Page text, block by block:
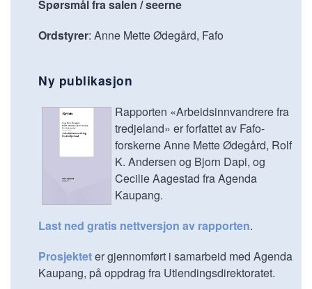
Spørsmål fra salen / seerne
Ordstyrer: Anne Mette Ødegård, Fafo
Ny publikasjon
Rapporten «Arbeidsinnvandrere fra
tredjeland» er forfattet av Fafo-
forskerne Anne Mette Ødegård, Rolf
K. Andersen og Bjorn Dapi, og
Cecilie Aagestad fra Agenda
Kaupang.
Last ned gratis nettversjon av rapporten.
Prosjekteter gjennomført i samarbeid med Agenda
Kaupang, på oppdrag fra Utlendingsdirektoratet.